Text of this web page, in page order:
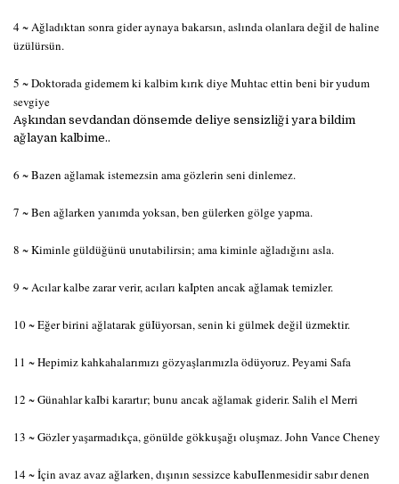
4 ~ Ağladıktan sonra gider aynaya bakarsın, aslında olanlara değil de haline
üzülürsün.
5 ~ Doktorada gidemem ki kalbim kırık diye Muhtac ettin beni bir yudum
sevgiye
Aşkından sevdandan dönsemde deliye sensizliği yara bildim
ağlayan kalbime..
6 ~ Bazen ağlamak istemezsin ama gözlerin seni dinlemez.
7 ~ Ben ağlarken yanımda yoksan, ben gülerken gölge yapma.
8 ~ Kiminle güldüğünü unutabilirsin; ama kiminle ağladığını asla.
9 ~ Acılar kalbe zarar verir, acıları kaIpten ancak ağlamak temizler.
10 ~ Eğer birini ağlatarak güIüyorsan, senin ki gülmek değil üzmektir.
11 ~ Hepimiz kahkahalarımızı gözyaşlarımızla ödüyoruz. Peyami Safa
12 ~ Günahlar kaIbi karartır; bunu ancak ağlamak giderir. Salih el Merri
13 ~ Gözler yaşarmadıkça, gönülde gökkuşağı oluşmaz. John Vance Cheney
14 ~ İçin avaz avaz ağlarken, dışının sessizce kabuIIenmesidir sabır denen